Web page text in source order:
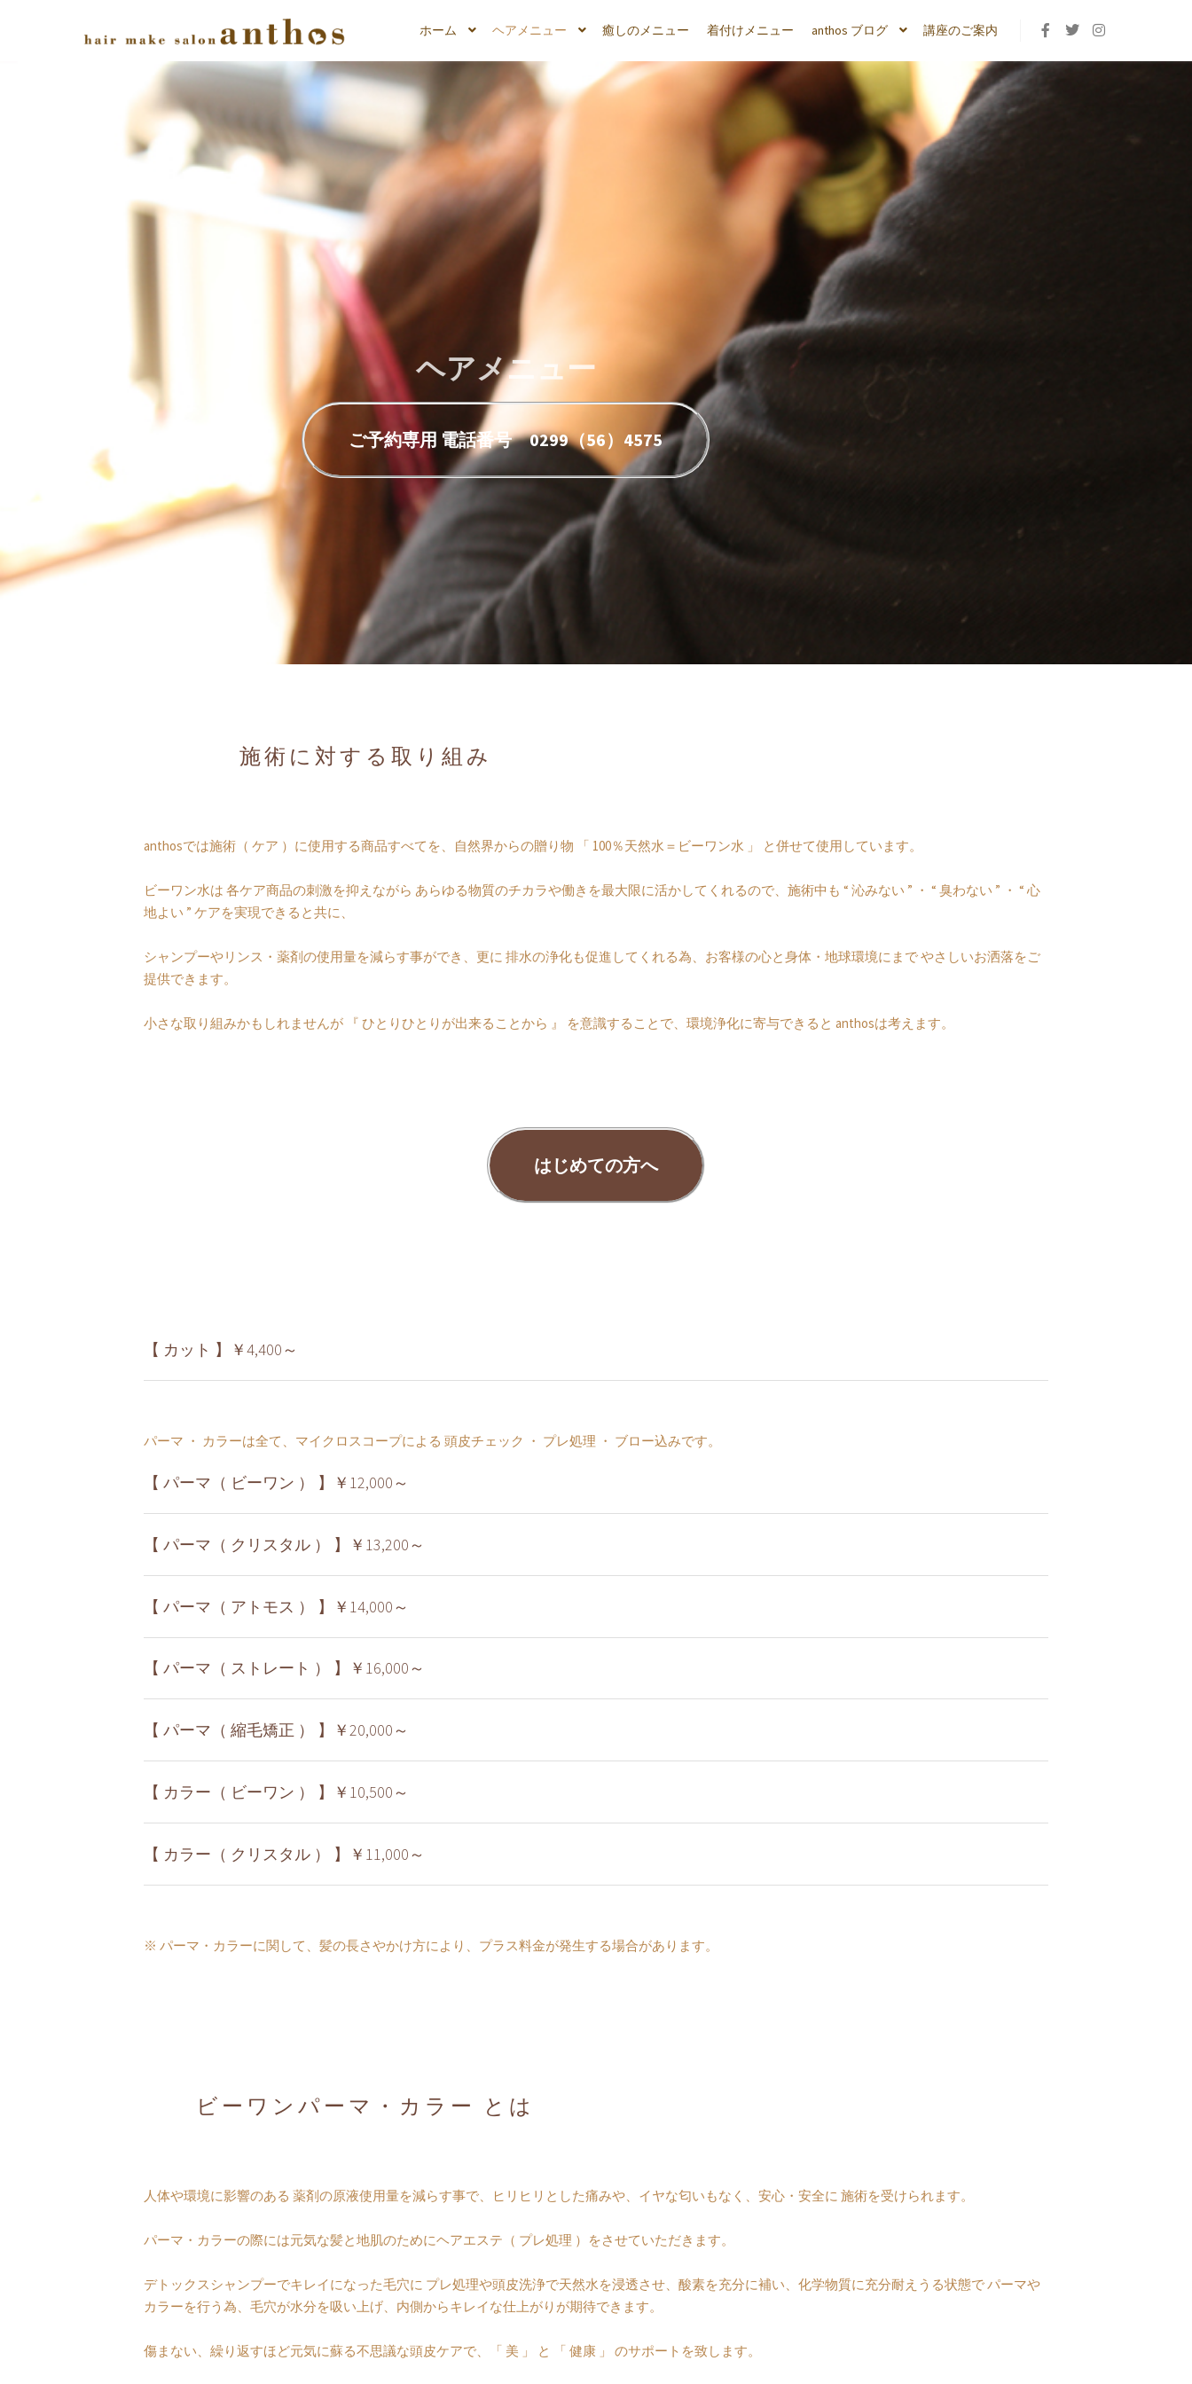
ホーム ヘアメニュー 癒しのメニュー 着付けメニュー anthos ブログ 講座のご案内
ヘアメニュー
ご予約専用 電話番号 0299（56）4575
施術に対する取り組み
anthosでは施術（ ケア ）に使用する商品すべてを、自然界からの贈り物 「 100％天然水＝ビーワン水 」 と併せて使用しています。
ビーワン水は 各ケア商品の刺激を抑えながら あらゆる物質のチカラや働きを最大限に活かしてくれるので、施術中も “ 沁みない ” ・ “ 臭わない ” ・ “ 心
地よい ” ケアを実現できると共に、
シャンプーやリンス・薬剤の使用量を減らす事ができ、更に 排水の浄化も促進してくれる為、お客様の心と身体・地球環境にまで やさしいお洒落をご
提供できます。
小さな取り組みかもしれませんが 『 ひとりひとりが出来ることから 』 を意識することで、環境浄化に寄与できると anthosは考えます。
はじめての方へ
【 カット 】￥4,400～
パーマ ・ カラーは全て、マイクロスコープによる 頭皮チェック ・ プレ処理 ・ ブロー込みです。
【 パーマ（ ビーワン ） 】￥12,000～
【 パーマ（ クリスタル ） 】￥13,200～
【 パーマ（ アトモス ） 】￥14,000～
【 パーマ（ ストレート ） 】￥16,000～
【 パーマ（ 縮毛矯正 ） 】￥20,000～
【 カラー（ ビーワン ） 】￥10,500～
【 カラー（ クリスタル ） 】￥11,000～
※ パーマ・カラーに関して、髪の長さやかけ方により、プラス料金が発生する場合があります。
ビーワンパーマ・カラー とは
人体や環境に影響のある 薬剤の原液使用量を減らす事で、ヒリヒリとした痛みや、イヤな匂いもなく、安心・安全に 施術を受けられます。
パーマ・カラーの際には元気な髪と地肌のためにヘアエステ（ プレ処理 ）をさせていただきます。
デトックスシャンプーでキレイになった毛穴に プレ処理や頭皮洗浄で天然水を浸透させ、酸素を充分に補い、化学物質に充分耐えうる状態で パーマや
カラーを行う為、毛穴が水分を吸い上げ、内側からキレイな仕上がりが期待できます。
傷まない、繰り返すほど元気に蘇る不思議な頭皮ケアで、「 美 」 と 「 健康 」 のサポートを致します。